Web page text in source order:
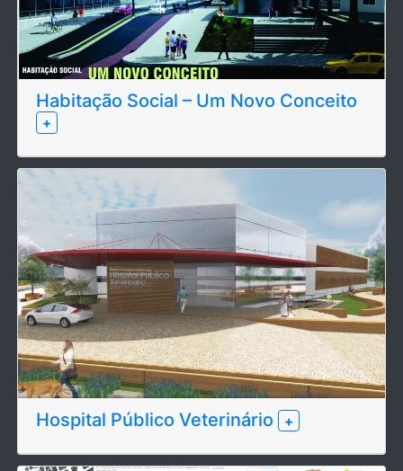
Habitação Social – Um Novo Conceito
+
Hospital Público Veterinário +